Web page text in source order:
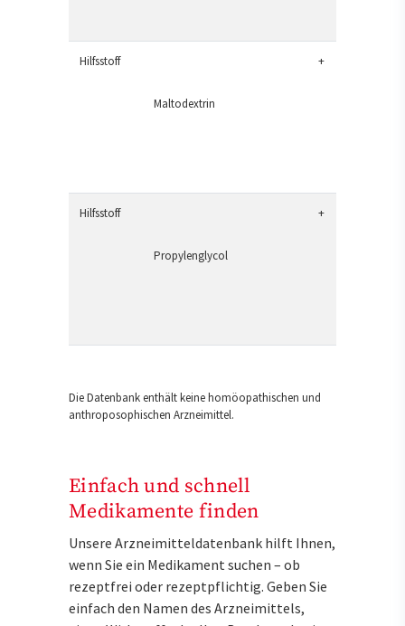
Hilfsstoff
Maltodextrin
+
Hilfsstoff
Propylenglycol
+
Die Datenbank enthält keine homöopathischen und
anthroposophischen Arzneimittel.
Einfach und schnell
Medikamente finden
Unsere Arzneimitteldatenbank hilft Ihnen,
wenn Sie ein Medikament suchen – ob
rezeptfrei oder rezeptpflichtig. Geben Sie
einfach den Namen des Arzneimittels,